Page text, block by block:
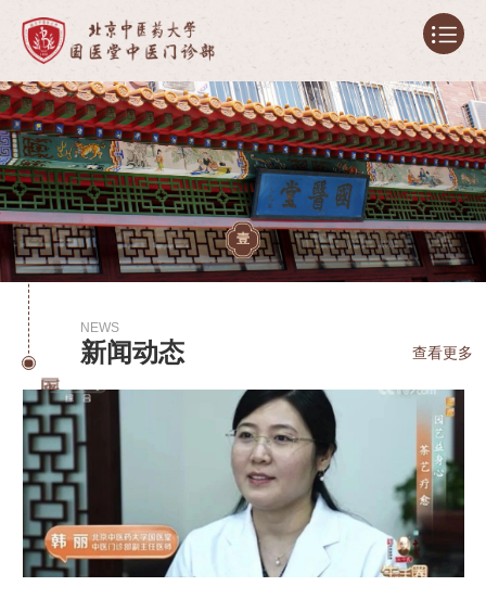
壹
查看更多
NEWS
新闻动态